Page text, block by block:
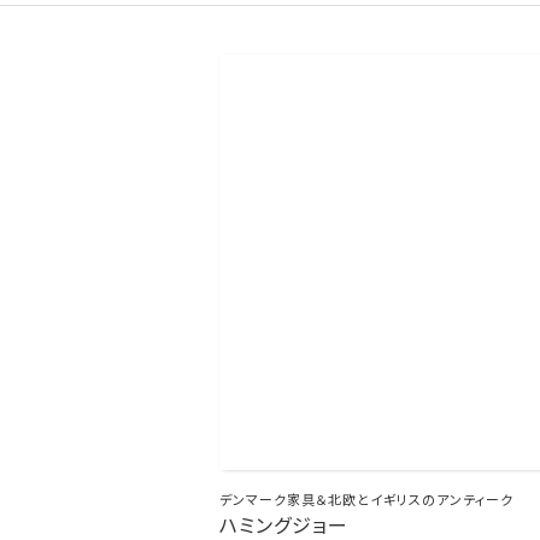
デンマーク家具＆北欧とイギリスのアンティーク
ハミングジョー